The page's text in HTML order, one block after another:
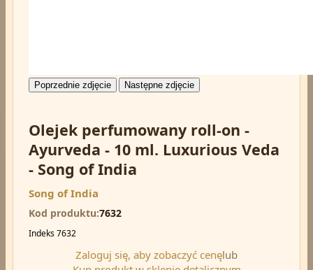
Poprzednie zdjęcie Następne zdjęcie
Olejek perfumowany roll-on -
Ayurveda - 10 ml. Luxurious Veda
- Song of India
Song of India
Kod produktu 7632
Indeks 7632
Zaloguj się, aby zobaczyć cenęlub